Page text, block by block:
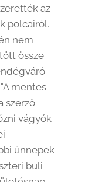
az
polcairól.
nem
össze
mentes
szerző
vágyók
ünnepek
buli